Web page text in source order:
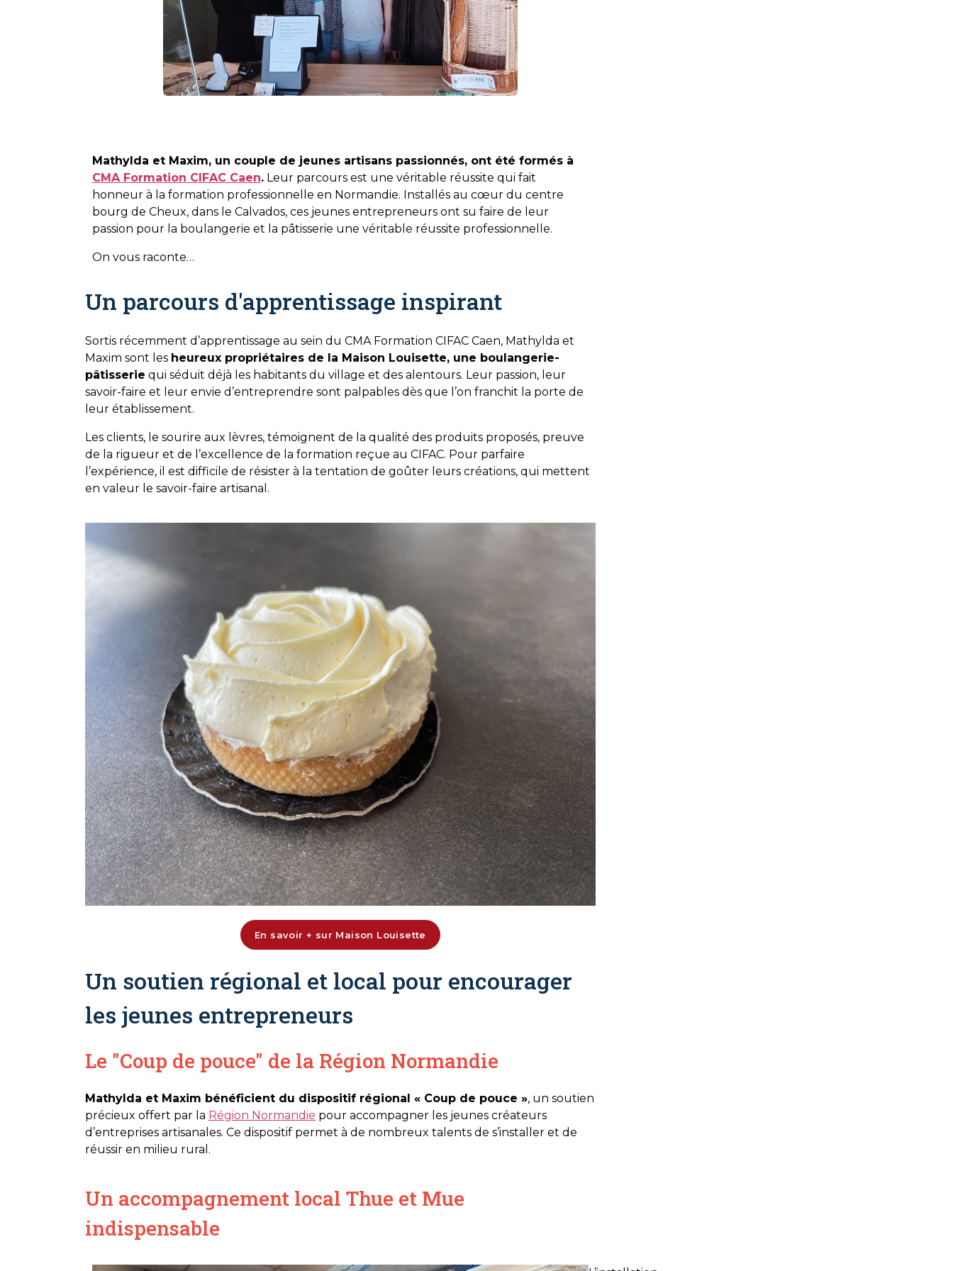
Mathylda et Maxim, un couple de jeunes artisans passionnés, ont été formés à
CMA Formation CIFAC Caen. Leur parcours est une véritable réussite qui fait
honneur à la formation professionnelle en Normandie. Installés au cœur du centre
bourg de Cheux, dans le Calvados, ces jeunes entrepreneurs ont su faire de leur
passion pour la boulangerie et la pâtisserie une véritable réussite professionnelle.
On vous raconte…
Un parcours d'apprentissage inspirant
Sortis récemment d’apprentissage au sein du CMA Formation CIFAC Caen, Mathylda et
Maxim sont les heureux propriétaires de la Maison Louisette, une boulangerie-
pâtisserie qui séduit déjà les habitants du village et des alentours. Leur passion, leur
savoir-faire et leur envie d’entreprendre sont palpables dès que l’on franchit la porte de
leur établissement.
Les clients, le sourire aux lèvres, témoignent de la qualité des produits proposés, preuve
de la rigueur et de l’excellence de la formation reçue au CIFAC. Pour parfaire
l’expérience, il est difficile de résister à la tentation de goûter leurs créations, qui mettent
en valeur le savoir-faire artisanal.
En savoir + sur Maison Louisette
Un soutien régional et local pour encourager
les jeunes entrepreneurs
Le "Coup de pouce" de la Région Normandie
Mathylda et Maxim bénéficient du dispositif régional « Coup de pouce », un soutien
précieux offert par la Région Normandie pour accompagner les jeunes créateurs
d’entreprises artisanales. Ce dispositif permet à de nombreux talents de s’installer et de
réussir en milieu rural.
Un accompagnement local Thue et Mue
indispensable